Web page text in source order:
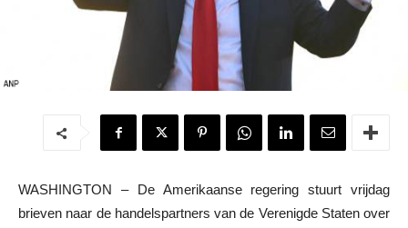
WASHINGTON – De Amerikaanse regering stuurt vrijdag
brieven naar de handelspartners van de Verenigde Staten over